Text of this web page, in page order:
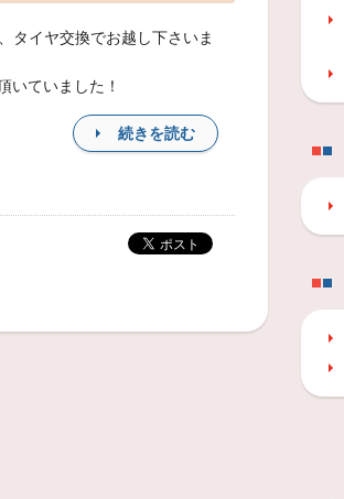
タイヤ交換でお越し下さいま
いていました！
続きを読む